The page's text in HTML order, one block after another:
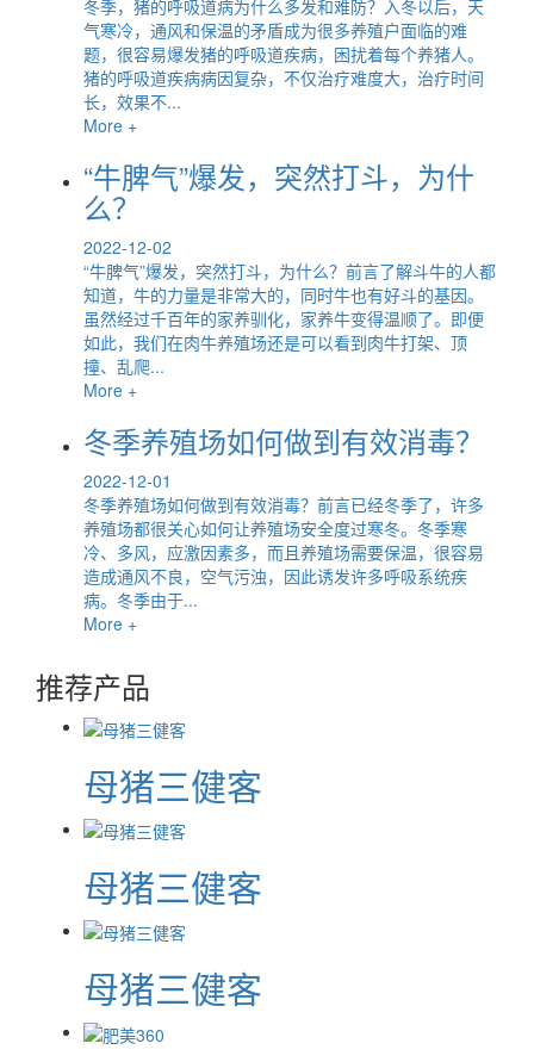
冬季，猪的呼吸道病为什么多发和难防？入冬以后，天
气寒冷，通风和保温的矛盾成为很多养殖户面临的难
题，很容易爆发猪的呼吸道疾病，困扰着每个养猪人。
猪的呼吸道疾病病因复杂，不仅治疗难度大，治疗时间
长，效果不...
More +
“牛脾气”爆发，突然打斗，为什
么？
2022-12-02
“牛脾气”爆发，突然打斗，为什么？前言了解斗牛的人都
知道，牛的力量是非常大的，同时牛也有好斗的基因。
虽然经过千百年的家养驯化，家养牛变得温顺了。即便
如此，我们在肉牛养殖场还是可以看到肉牛打架、顶
撞、乱爬...
More +
冬季养殖场如何做到有效消毒？
2022-12-01
冬季养殖场如何做到有效消毒？前言已经冬季了，许多
养殖场都很关心如何让养殖场安全度过寒冬。冬季寒
冷、多风，应激因素多，而且养殖场需要保温，很容易
造成通风不良，空气污浊，因此诱发许多呼吸系统疾
病。冬季由于...
More +
推荐产品
母猪三健客
母猪三健客
母猪三健客